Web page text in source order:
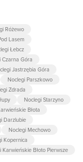
Różewo
Lasem
Łebcz
Czarna Góra
Jastrzębia Góra
Noclegi Parszkowo
Zdrada
Noclegi Starzyno
Błota
Darzlubie
Noclegi Mechowo
Kopernica
Karwieńskie Błoto Pierwsze